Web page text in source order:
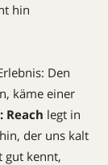
hin
Den
käme einer
Reach legt in
der uns kalt
gut kennt,